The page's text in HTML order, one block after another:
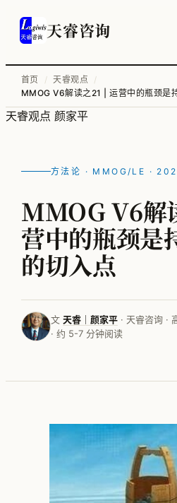
天睿咨询
信息化顶层规划
物流培训
全部案例
按行业看 · 家电
按行业看 · 快销品
按行业看 · MMOG
按行业看 · 工程机械
首页 / 天睿观点
/
MMOG V6解读之21 | 运营中的瓶颈是
天睿观点 颜家平
方法论 · MMOG/LE ·
MMOG V6解
营中的瓶颈是
的切入点
文 天睿｜颜家平 · 天睿咨询 ·
· 约 5-7 分钟阅读